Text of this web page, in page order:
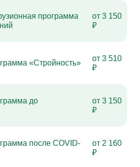
программа
от 3 150
₽
«Стройность»
от 3 510
₽
до
от 3 150
₽
после COVID-
от 2 160
₽